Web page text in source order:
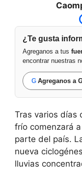
¿Te gusta
Agreganos a tus
encontrar nuestras
G Agreganos a
Tras varios días
frío comenzará
parte del país.
nueva
lluvias